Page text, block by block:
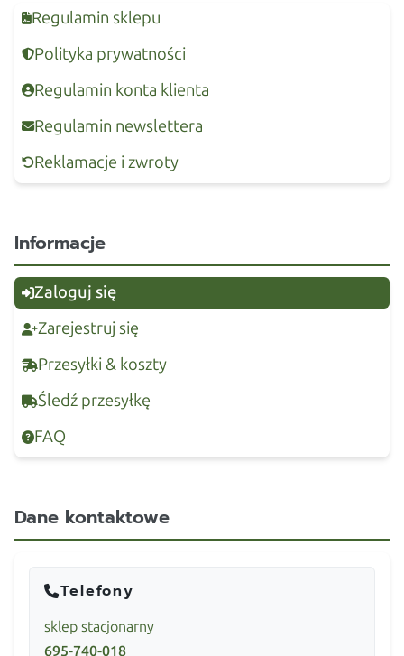
Regulamin sklepu
Polityka prywatności
Regulamin konta klienta
Regulamin newslettera
Reklamacje i zwroty
Informacje
Zaloguj się
Zarejestruj się
Przesyłki & koszty
Śledź przesyłkę
FAQ
Dane kontaktowe
Telefony
sklep stacjonarny
695-740-018